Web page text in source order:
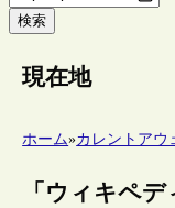
検索
現在地
ホーム»カレントアウ
「ウィキペ